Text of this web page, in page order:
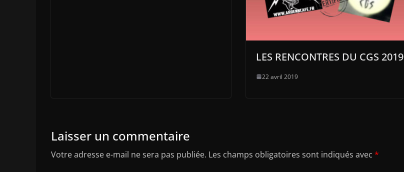
LES RENCONTRES DU CGS 2019
22 avril 2019
Laisser un commentaire
Votre adresse e-mail ne sera pas publiée. Les champs obligatoires sont indiqués avec *